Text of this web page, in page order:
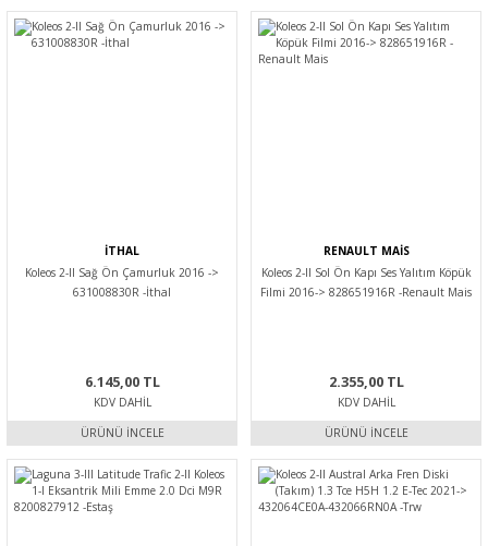
İTHAL
Koleos 2-II Sağ Ön Çamurluk 2016 ->
631008830R -İthal
6.145,00 TL
KDV DAHIL
ÜRÜNÜ İNCELE
RENAULT MAİS
Koleos 2-II Sol Ön Kapı Ses Yalıtım Köpük
Filmi 2016-> 828651916R -Renault Mais
2.355,00 TL
KDV DAHIL
ÜRÜNÜ İNCELE